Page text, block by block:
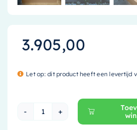
3.905,00
Let op: dit product heeft een levertijd
Mondiaz Vrijstaande